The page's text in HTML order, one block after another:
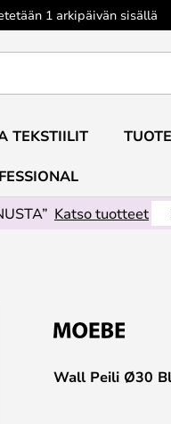
1 arkipäivän sisällä
TEKSTIILIT
Katso tuotteet
Wall Peili Ø30